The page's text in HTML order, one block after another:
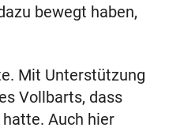
bewegt haben,
Mit Unterstützung
Vollbarts, dass
Auch hier